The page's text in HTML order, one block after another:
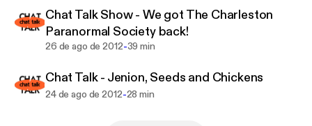
Chat Talk Show - We got The Charleston
Paranormal Society back!
26 de ago de 2012-39 min
Chat Talk - Jenion, Seeds and Chickens
24 de ago de 2012-28 min